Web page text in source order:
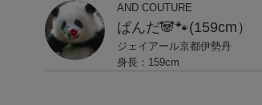
AND COUTURE
ジェイアール京都伊勢丹
ぱんだ🐼🐾(159cm）
身長：159cm